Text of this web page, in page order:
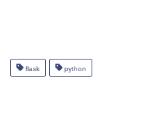
flask python